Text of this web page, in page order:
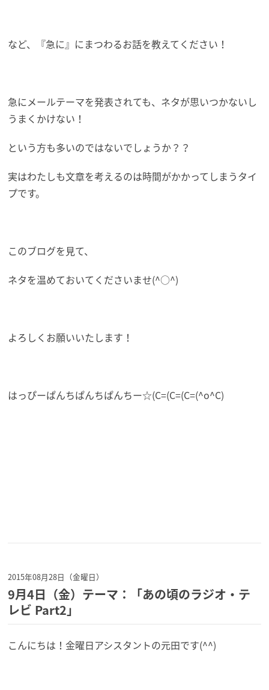
など、『急に』にまつわるお話を教えてください！
急にメールテーマを発表されても、ネタが思いつかないし
うまくかけない！
という方も多いのではないでしょうか？？
実はわたしも文章を考えるのは時間がかかってしまうタイ
プです。
このブログを見て、
ネタを温めておいてくださいませ(^○^)
よろしくお願いいたします！
はっぴーぱんちぱんちぱんちー☆(C=(C=(C=(^o^C)
2015年08月28日（金曜日）
9月4日（金）テーマ：「あの頃のラジオ・テ
レビ Part2」
こんにちは！金曜日アシスタントの元田です(^^)